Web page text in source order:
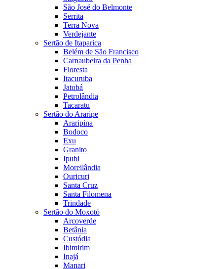
São José do Belmonte
Serrita
Terra Nova
Verdejante
Sertão de Itaparica
Belém de São Francisco
Carnaubeira da Penha
Floresta
Itacuruba
Jatobá
Petrolândia
Tacaratu
Sertão do Araripe
Araripina
Bodoco
Exu
Granito
Ipubi
Moreilândia
Ouricuri
Santa Cruz
Santa Filomena
Trindade
Sertão do Moxotó
Arcoverde
Betânia
Custódia
Ibimirim
Inajá
Manari